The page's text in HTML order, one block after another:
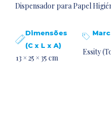
Dispensador para Papel
Dimensões
(C x L x A)
13 × 25 × 35 cm
Essity